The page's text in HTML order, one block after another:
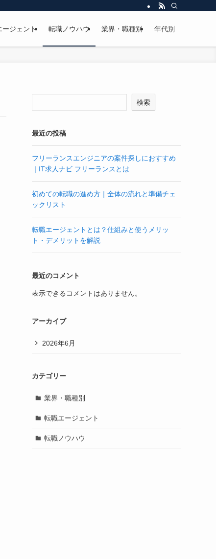
ージェント 転職ノウハウ 業界・職種別 年代別
検索
最近の投稿
フリーランスエンジニアの案件探しにおすすめ
｜IT求人ナビ フリーランスとは
初めての転職の進め方｜全体の流れと準備チェ
ックリスト
転職エージェントとは？仕組みと使うメリッ
ト・デメリットを解説
最近のコメント
表示できるコメントはありません。
アーカイブ
2026年6月
カテゴリー
業界・職種別
転職エージェント
転職ノウハウ